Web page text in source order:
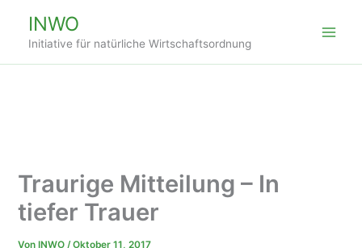
springen
INWO
Initiative für natürliche Wirtschaftsordnung
Traurige Mitteilung – In
tiefer Trauer
Von INWO/Oktober 11, 2017